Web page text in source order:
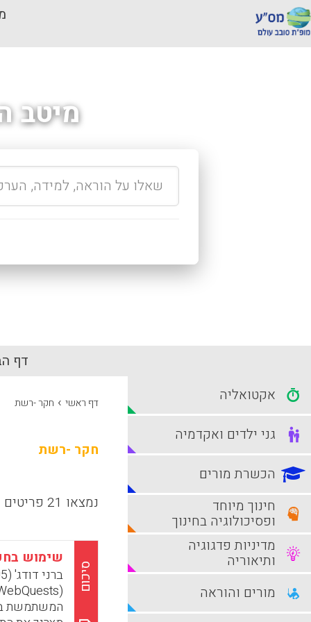
מיטב
דף
דף ראשי › חקר -רשת
חקר -רשת
נמצאו 21 פריטים
סיכום
שימוש
המשתמשת
אקטואליה
גני ילדים ואקדמיה
הכשרת מורים
חינוך מיוחד
ופסיכולוגיה בחינוך
מדיניות פדגוגיה
ותיאוריה
מורים והוראה